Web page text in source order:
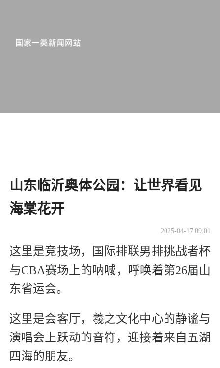
山东临沂奥体公园：让世界看见
海棠花开
2025-04-17 09:01
这里是竞技场，国际排联男排挑战者杯
与CBA赛场上的呐喊，呼唤着第26届山
东省运会。
这里是会客厅，羲之文化中心的静谧与
演唱会上跃动的音符，迎接着来自五湖
四海的朋友。